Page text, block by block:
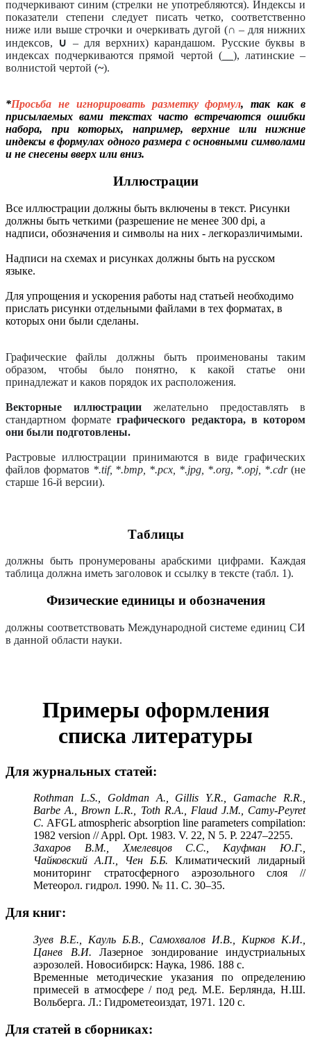
подчеркивают синим (стрелки не употребляются). Индексы и
показатели степени следует писать четко, соответственно
ниже или выше строчки и очеркивать дугой (∩ – для нижних
индексов,
∪ – для верхних) карандашом. Русские буквы в
индексах подчеркиваются прямой чертой (__ ), латинские –
волнистой чертой (~).
*Просьба не игнорировать разметку формул, так как в
присылаемых вами текстах часто встречаются ошибки
набора, при которых, например, верхние или нижние
индексы в формулах одного размера с основными символами
и не снесены вверх или вниз.
Иллюстрации
Все иллюстрации должны быть включены в текст. Рисунки
должны быть четкими (разрешение не менее 300 dpi, а
надписи, обозначения и символы на них - легкоразличимыми.
Надписи на схемах и рисунках должны быть на русском
языке.
Для упрощения и ускорения работы над статьей необходимо
прислать рисунки отдельными файлами в тех форматах, в
которых они были сделаны.
Графические файлы должны быть проименованы таким
образом, чтобы было понятно, к какой статье они
принадлежат и каков порядок их расположения.
Векторные иллюстрации желательно предоставлять в
стандартном форматеграфического редактора, в котором
они были подготовлены.
Растровые иллюстрации принимаются в виде графических
файлов форматов *.tif, *.bmp, *.pcx, *.jpg, *.org, *.opj, *.cdr(не
старше 16-й версии).
Таблицы
должны быть пронумерованы арабскими цифрами. Каждая
таблица должна иметь заголовок и ссылку в тексте (табл. 1).
Физические единицы и обозначения
должны соответствовать Международной системе единиц СИ
в данной области науки.
Примеры оформления
списка литературы
Для журнальных статей:
Rothman L.S., Goldman A., Gillis Y.R., Gamache R.R.,
Barbe A., Brown L.R., Toth R.A., Flaud J.M., Camy-Peyret
C. AFGL atmospheric absorption line parameters compilation:
1982 version // Appl. Opt. 1983. V. 22, N 5. P. 2247–2255.
Захаров В.М., Хмелевцов С.С., Кауфман Ю.Г.,
Чайковский А.П., Чен Б.Б. Климатический лидарный
мониторинг стратосферного аэрозольного слоя //
Метеорол. гидрол. 1990. № 11. С. 30–35.
Для книг:
Зуев В.Е., Кауль Б.В., Самохвалов И.В., Кирков К.И.,
Цанев В.И. Лазерное зондирование индустриальных
аэрозолей. Новосибирск: Наука, 1986. 188 с.
Временные методические указания по определению
примесей в атмосфере / под ред. М.Е. Берлянда, Н.Ш.
Вольберга. Л.: Гидрометеоиздат, 1971. 120 с.
Для статей в сборниках: